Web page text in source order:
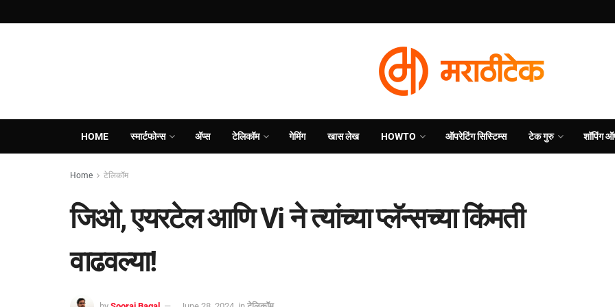
HOME स्मार्टफोन्स ॲप्स टेलिकॉम गेमिंग खास लेख HOWTO ऑपरेटिंग सिस्टिम्स टेक गुरु शॉपिंग
Home टेलिकॉम
जिओ, एयरटेल आणि Vi ने त्यांच्या प्लॅन्सच्या किंमती
वाढवल्या!